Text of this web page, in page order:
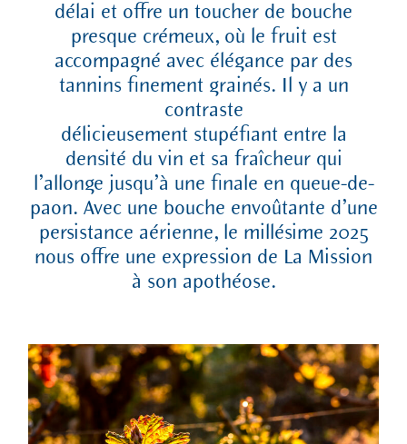
délai et offre un toucher de bouche
presque crémeux, où le fruit est
accompagné avec élégance par des
tannins finement grainés. Il y a un
contraste
délicieusement stupéfiant entre la
densité du vin et sa fraîcheur qui
l’allonge jusqu’à une finale en queue-de-
paon. Avec une bouche envoûtante d’une
persistance aérienne, le millésime 2025
nous offre une expression de La Mission
à son apothéose.